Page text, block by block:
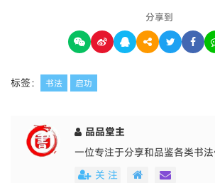
分享到
标签： 书法 启功
品品堂主
一位专注于分享和品鉴各类书
关 注